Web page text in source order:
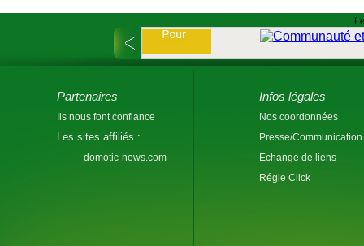
Partenaires
Ils nous font confiance
Les sites affiliés :
domotic-news.com
Infos légales
Nos coordonnées
Presse/Communication
Echange de liens
Régie Click